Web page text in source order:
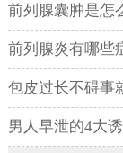
前列腺囊肿是怎
前列腺炎有哪些
包皮过长不碍事
男人早泄的4大